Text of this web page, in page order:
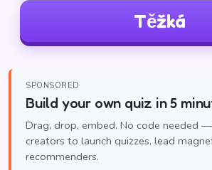
Těžká
SPONSORED
Build your own quiz in 5
Drag, drop, embed. No code needed
creators to launch quizzes, lead
recommenders.